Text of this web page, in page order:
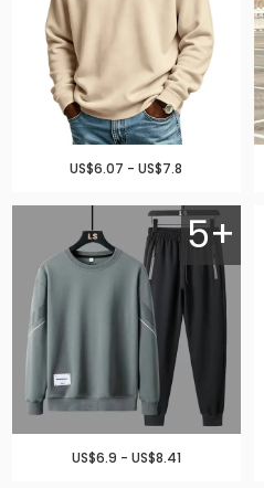
US$6.07 - US$7.8
5+
US$6.9 - US$8.41